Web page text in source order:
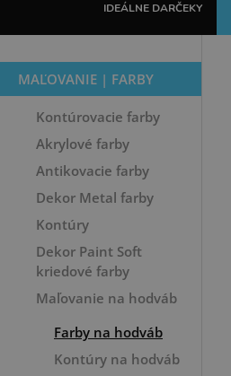
IDEÁLNE DARČEKY
MAĽOVANIE | FARBY
Kontúrovacie farby
Akrylové farby
Antikovacie farby
Dekor Metal farby
Kontúry
Dekor Paint Soft
kriedové farby
Maľovanie na hodváb
Farby na hodváb
Kontúry na hodváb